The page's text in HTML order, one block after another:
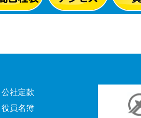
公社定款
役員名簿